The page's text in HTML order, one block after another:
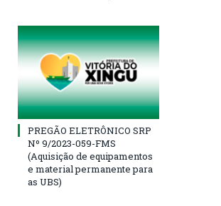
PREGÃO ELETRÔNICO SRP
Nº 9/2023-059-FMS
(Aquisição de equipamentos
e material permanente para
as UBS)